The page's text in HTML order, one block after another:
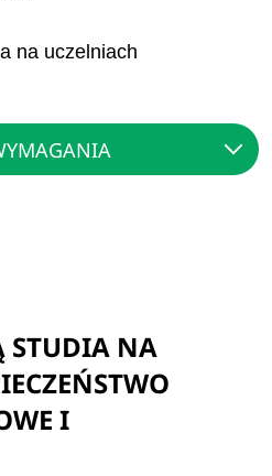
na uczelniach
STUDIA NA
I